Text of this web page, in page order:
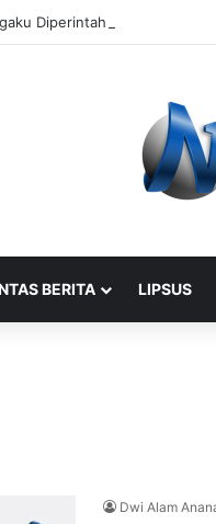
Diperintah Didik Titip
BERITA LIPSUS
Dwi Alam